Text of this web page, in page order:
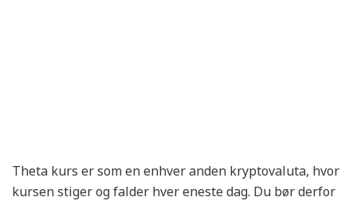
Theta kurs er som en enhver anden kryptovaluta, hvor
kursen stiger og falder hver eneste dag. Du bør derfor